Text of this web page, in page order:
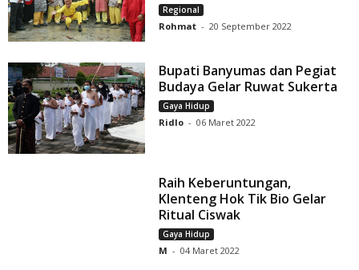
Regional
Rohmat - 20 September 2022
Bupati Banyumas dan Pegiat
Budaya Gelar Ruwat Sukerta
Gaya Hidup
Ridlo - 06 Maret 2022
Raih Keberuntungan,
Klenteng Hok Tik Bio Gelar
Ritual Ciswak
Gaya Hidup
M - 04 Maret 2022